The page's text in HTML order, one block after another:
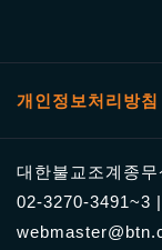
개인정보처리방침
대한불교조계종
02-3270-3491~3